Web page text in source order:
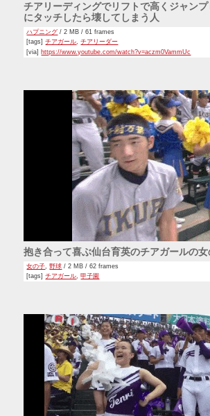
チアリーディングでリフトで高くジャン
にタッチしたら壊してしまう人
ハプニング / 2 MB / 61 frames
[tags]チアガール,チアリーダー
[via] https://www.youtube.com/watch?v=aczm0VammUc
抱き合って喜ぶ仙台育英のチアガールの女
女の子 ,野球 / 2 MB / 62 frames
[tags]チアガール,甲子園